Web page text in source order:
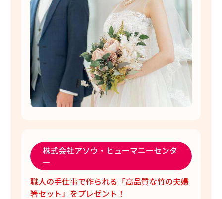
株式会社アソウ・ヒューマニーセンタ
ー
職人の手仕事で作られる「高品質な竹の夫婦
箸セット」をプレゼント！